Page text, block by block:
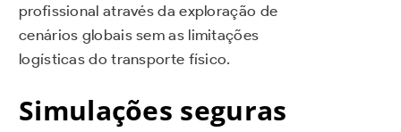
profissional através da exploração de
cenários globais sem as limitações
logísticas do transporte físico.
Simulações seguras